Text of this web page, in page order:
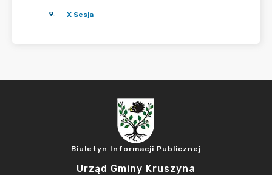
9. X Sesja
Biuletyn Informacji Publicznej
Urząd Gminy Kruszyna